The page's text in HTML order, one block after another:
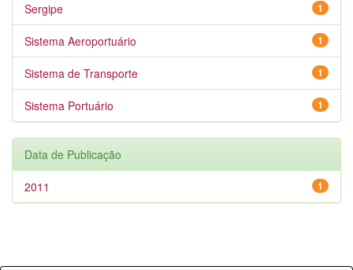
1
Sergipe
1
Sistema Aeroportuário
1
Sistema de Transporte
1
Sistema Portuário
Data de Publicação
1
2011